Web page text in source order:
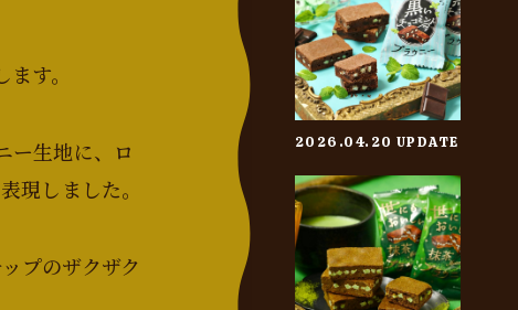
す。
ー生地に、ロ
現しました。
プのザクザク
2026.04.20 UPDATE